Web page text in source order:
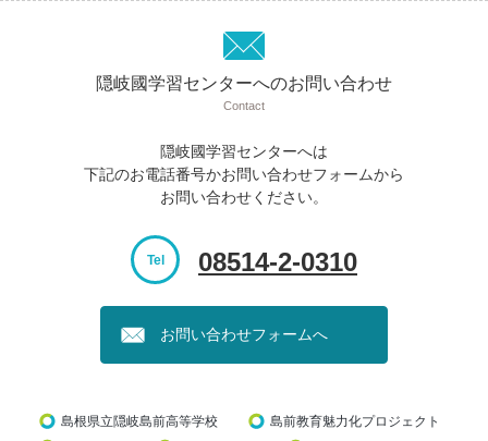
隠岐國学習センターへのお問い合わせ
Contact
隠岐國学習センターへは
下記のお電話番号かお問い合わせフォームから
お問い合わせください。
Tel 08514-2-0310
お問い合わせフォームへ
島根県立隠岐島前高等学校
島前教育魅力化プロジェクト